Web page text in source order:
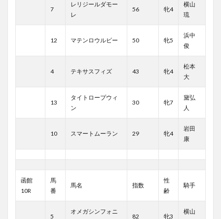
7
レリジールダモー
レ
56 牝4
横山
琉
12 マテンロウルビー 50 牝5
浜中
俊
4 テキサスフィズ 43 牝4
松本
大
13
タイトロープウィ
ン
30 牝7
黛弘
人
10 スマートムーラン 29 牝4
岩田
康
函館
10R
馬
番
馬名 指数
性
齢
騎手
5
オメガシンフォニ
82 牝3
横山